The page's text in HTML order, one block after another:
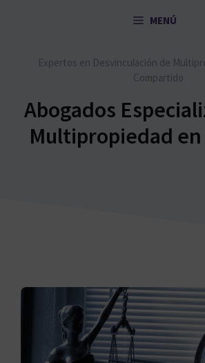
MENÚ
Expertos en Desvinculación de
Compartido
Abogados
Multipropiedad